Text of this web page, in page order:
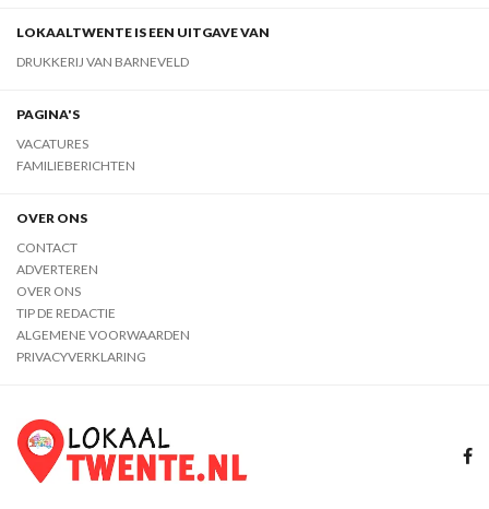
LOKAALTWENTE IS EEN UITGAVE VAN
DRUKKERIJ VAN BARNEVELD
PAGINA'S
VACATURES
FAMILIEBERICHTEN
OVER ONS
CONTACT
ADVERTEREN
OVER ONS
TIP DE REDACTIE
ALGEMENE VOORWAARDEN
PRIVACYVERKLARING